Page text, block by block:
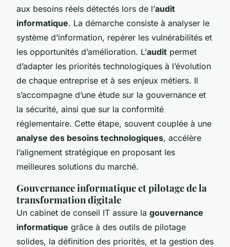
aux besoins réels détectés lors de l’audit
informatique. La démarche consiste à analyser le
système d’information, repérer les vulnérabilités et
les opportunités d’amélioration. L’audit permet
d’adapter les priorités technologiques à l’évolution
de chaque entreprise et à ses enjeux métiers. Il
s’accompagne d’une étude sur la gouvernance et
la sécurité, ainsi que sur la conformité
réglementaire. Cette étape, souvent couplée à une
analyse des besoins technologiques, accélère
l’alignement stratégique en proposant les
meilleures solutions du marché.
Gouvernance informatique et pilotage de la
transformation digitale
Un cabinet de conseil IT assure la gouvernance
informatique grâce à des outils de pilotage
solides, la définition des priorités, et la gestion des